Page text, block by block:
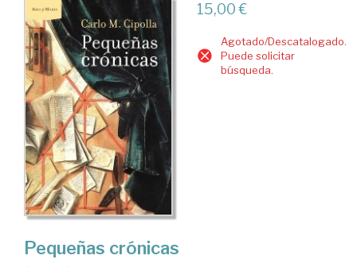
15,00 €
Agotado/Descatalogado.
Puede solicitar
búsqueda.
Pequeñas crónicas